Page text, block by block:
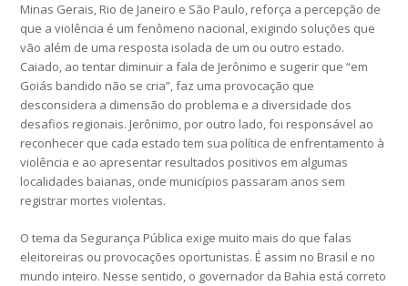
Minas Gerais, Rio de Janeiro e São Paulo, reforça a percepção de
que a violência é um fenômeno nacional, exigindo soluções que
vão além de uma resposta isolada de um ou outro estado.
Caiado, ao tentar diminuir a fala de Jerônimo e sugerir que “em
Goiás bandido não se cria”, faz uma provocação que
desconsidera a dimensão do problema e a diversidade dos
desafios regionais. Jerônimo, por outro lado, foi responsável ao
reconhecer que cada estado tem sua política de enfrentamento à
violência e ao apresentar resultados positivos em algumas
localidades baianas, onde municípios passaram anos sem
registrar mortes violentas.
O tema da Segurança Pública exige muito mais do que falas
eleitoreiras ou provocações oportunistas. É assim no Brasil e no
mundo inteiro. Nesse sentido, o governador da Bahia está correto